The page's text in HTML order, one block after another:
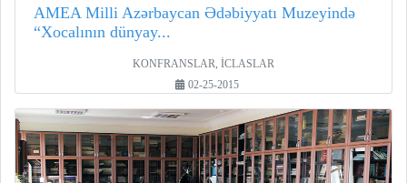
AMEA Milli Azərbaycan Ədəbiyyatı Muzeyində
“Xocalının dünyay...
KONFRANSLAR, İCLASLAR
02-25-2015